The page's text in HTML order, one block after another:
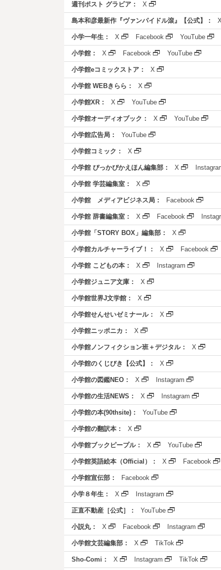
週刊ポスト グラビア： X
島本和彦最新作『ヴァンパイドル滾』【公式】：
小学一年生： X Facebook YouTube
小学館： X Facebook YouTube
小学館eコミックストア： X
小学館 WEBきらら： X
小学館XR： X YouTube
小学館オーディオブック： X YouTube
小学館広告局： YouTube
小学館コミック： X
小学館 ぴっかぴかえほん編集部： X
小学館 学芸編集室： X
小学館 メディアビジネス局： Facebook
小学館 辞書編集室： X Facebook
小学館「STORY BOX」編集部： X
小学館カルチャーライブ！： X Facebook
小学館 こどもの本： X Instagram
小学館ジュニア文庫： X
小学館世界J文学館： X
小学館せんせいゼミナール： X
小学館ニッポニカ： X
小学館ノンフィクション班＋デジタル： X
小学館のくじびき【公式】： X
小学館の図鑑NEO： X Instagram
小学館の生活NEWS： X Instagram
小学館の本(90thsite)： YouTube
小学館の翻訳本： X
小学館ブックピープル： X YouTube
小学館英語絵本（Official）： X Facebook
小学館宣伝部： Facebook
小学８年生： X Instagram
正直不動産［公式］： YouTube
小説丸： X Facebook Instagram
小学館文芸編集部： X TikTok
Sho-Comi： X Instagram TikTok